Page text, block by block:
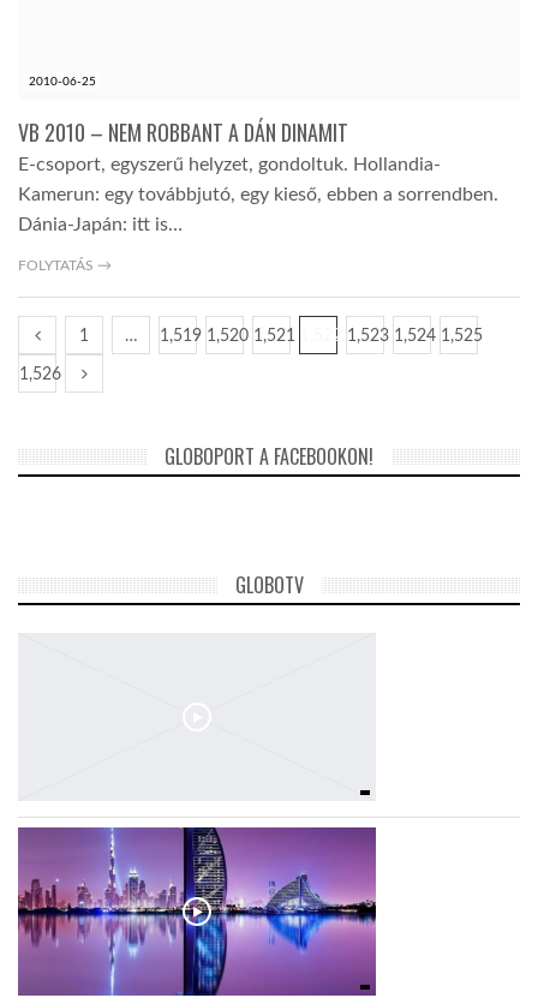
2010-06-25
VB 2010 – NEM ROBBANT A DÁN DINAMIT
E-csoport, egyszerű helyzet, gondoltuk. Hollandia-
Kamerun: egy továbbjutó, egy kieső, ebben a sorrendben.
Dánia-Japán: itt is…
FOLYTATÁS →
1 … 1,519 1,520 1,521 1,522 1,523 1,524 1,525
1,526
GLOBOPORT A FACEBOOKON!
GLOBOTV